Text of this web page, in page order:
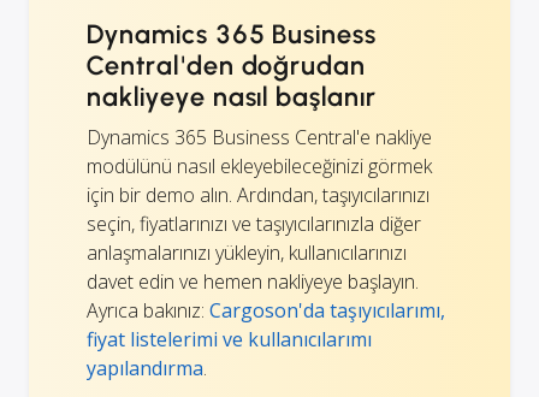
Dynamics 365 Business
Central'den doğrudan
nakliyeye nasıl başlanır
Dynamics 365 Business Central'e nakliye
modülünü nasıl ekleyebileceğinizi görmek
için bir demo alın. Ardından, taşıyıcılarınızı
seçin, fiyatlarınızı ve taşıyıcılarınızla diğer
anlaşmalarınızı yükleyin, kullanıcılarınızı
davet edin ve hemen nakliyeye başlayın.
Ayrıca bakınız: Cargoson'da taşıyıcılarımı,
fiyat listelerimi ve kullanıcılarımı
yapılandırma.